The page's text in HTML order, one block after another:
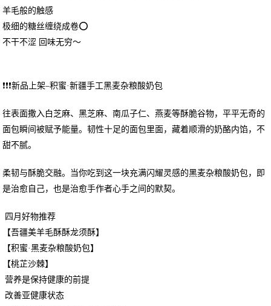
羊毛般的触感
极细的糖丝缠绕成卷⭕
不干不涩 回味无穷～
❗❗❗新品上架–积蜜·新疆手工黑麦杂粮酸奶包
往表面撒入白芝麻、黑芝麻、南瓜子仁、燕麦等酥脆谷物，平平无奇的
面包瞬间被赋予能量。韧性十足的面包里面，藏着顺滑的奶酪内馅，不
甜不腻。
柔韧与酥脆交融。当你吃到这一块充满闪耀灵感的黑麦杂粮酸奶包，即
是治愈自己，也是治愈手作者心手之间的默契。
四月好物推荐
【吾疆美羊毛酥酥龙须酥】
【积蜜·黑麦杂粮酸奶包】
【桃芷沙棘】
营养是保持健康的前提
改善亚健康状态